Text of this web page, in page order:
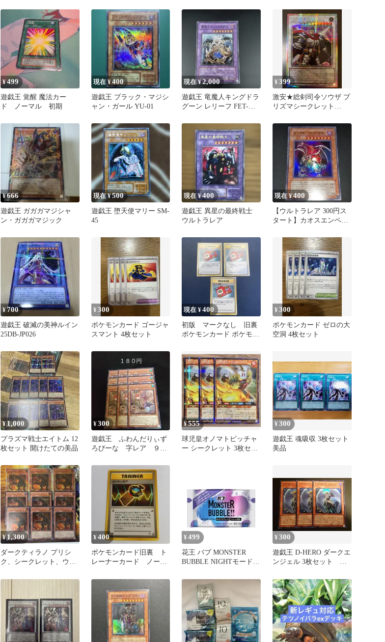
¥499
遊戯王 覚醒 魔法カー
ド ノーマル 初期
現在 ¥400
遊戯王 ブラック・マジシ
ャン・ガール YU-01
現在 ¥2,000
遊戯王 竜魔人キングドラ
グーン レリーフ FET-
¥399
激安★総剣司令ソウザ プ
リズマシークレット
¥666
遊戯王 ガガガマジシャ
ン・ガガガマジック
現在 ¥500
遊戯王 堕天使マリー SM-
45
現在 ¥400
遊戯王 異星の最終戦士
ウルトラレア
現在 ¥400
【ウルトラレア 300円ス
タート】カオスエンペラ
焉の使者
¥700
遊戯王 破滅の美神ルイン
25DB-JP026
¥300
ポケモンカード ゴージャ
スマント 4枚セット
現在 ¥400
初版 マークなし 旧裏
ポケモンカード ポケモン
¥300
ポケモンカード ゼロの大
空洞 4枚セット
¥1,000
プラズマ戦士エイトム 12
枚セット 開けたての美品
¥300
遊戯王 ふわんだりぃず
ろびーな 字レア ９
¥555
球児皇オノマトピッチャ
ー シークレット 3枚セッ
¥300
遊戯王 魂吸収 3枚セット
美品
¥ 1,300
ダークティラノ プリシ
ク、シークレット、ウル
¥400
ポケモンカード旧裏 ト
レーナーカード ノーマ
¥ 499
花王 バブ MONSTER
BUBBLE NIGHTモード
¥300
遊戯王 D-HERO ダークエ
ンジェル 3枚セット ス